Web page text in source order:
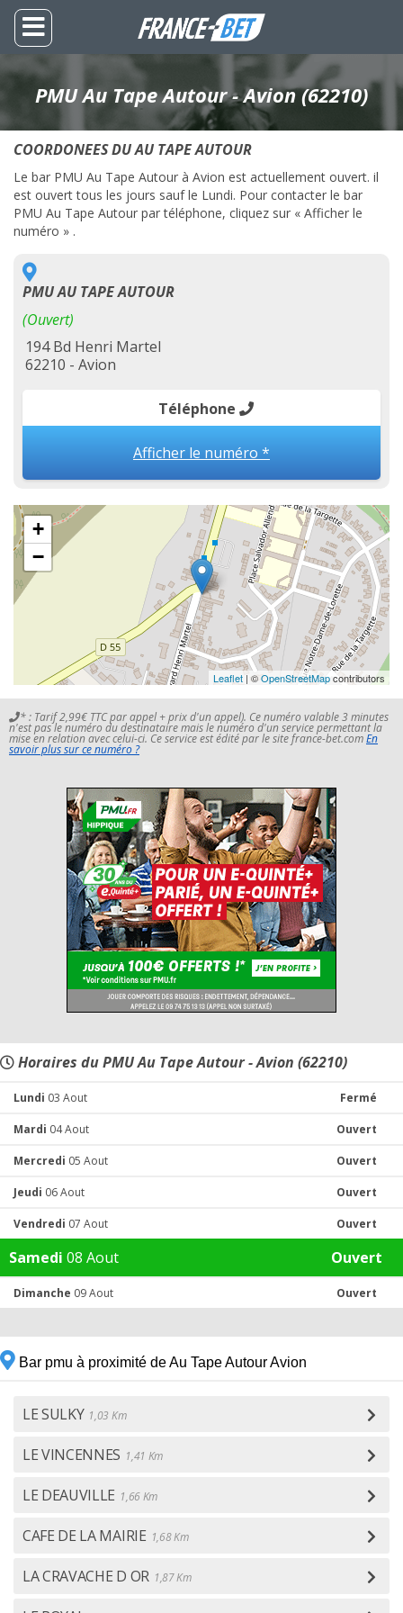
PMU Au Tape Autour - Avion (62210)
COORDONEES DU AU TAPE AUTOUR
Le bar PMU Au Tape Autour à Avion est actuellement ouvert. il
est ouvert tous les jours sauf le Lundi. Pour contacter le bar
PMU Au Tape Autour par téléphone, cliquez sur « Afficher le
numéro » .
PMU AU TAPE AUTOUR
(Ouvert)
194 Bd Henri Martel
62210 - Avion
Téléphone
Afficher le numéro *
+
−
Leaflet | ©OpenStreetMapcontributors
* : Tarif 2,99€ TTC par appel + prix d'un appel). Ce numéro valable 3 minutes
n'est pas le numéro du destinataire mais le numéro d'un service permettant la
mise en relation avec celui-ci. Ce service est édité par le site france-bet.comEn
savoir plus sur ce numéro ?
Horaires du PMU Au Tape Autour - Avion (62210)
Lundi 03 Aout Fermé
Mardi 04 Aout Ouvert
Mercredi 05 Aout Ouvert
Jeudi 06 Aout Ouvert
Vendredi 07 Aout Ouvert
Samedi 08 Aout Ouvert
Dimanche 09 Aout Ouvert
Bar pmu à proximité de Au Tape Autour Avion
LE SULKY 1,03 Km
LE VINCENNES 1,41 Km
LE DEAUVILLE 1,66 Km
CAFE DE LA MAIRIE 1,68 Km
LA CRAVACHE D OR 1,87 Km